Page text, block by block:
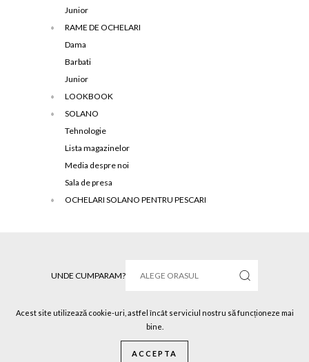
Junior
RAME DE OCHELARI
Dama
Barbati
Junior
LOOKBOOK
SOLANO
Tehnologie
Lista magazinelor
Media despre noi
Sala de presa
OCHELARI SOLANO PENTRU PESCARI
UNDE CUMPARAM?
Solano © 2016 Toate drepturile rezervate.
Acest site utilizează cookie-uri, astfel încât serviciul nostru să funcționeze mai
bine.
ACCEPTA